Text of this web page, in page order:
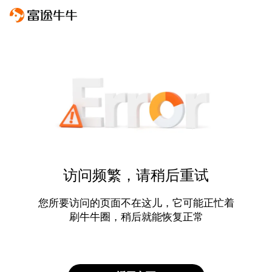
访问频繁，请稍后重试
您所要访问的页面不在这儿，它可能正忙着
刷牛牛圈，稍后就能恢复正常